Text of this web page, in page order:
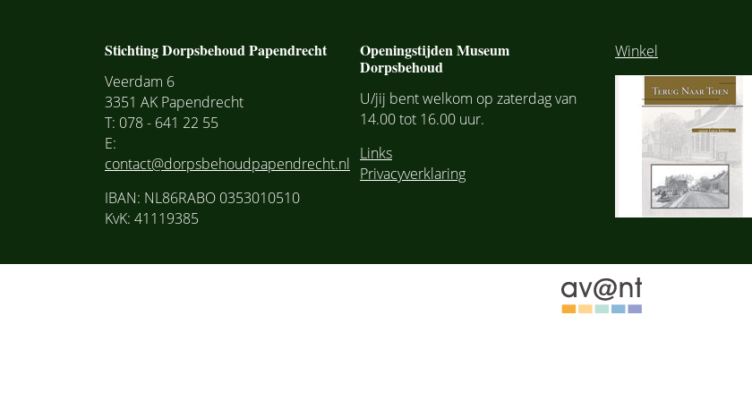
Stichting Dorpsbehoud Papendrecht
Veerdam 6
3351 AK Papendrecht
T: 078 - 641 22 55
E:
contact@dorpsbehoudpapendrecht.nl
IBAN: NL86RABO 0353010510
KvK: 41119385
Openingstijden Museum
Dorpsbehoud
U/jij bent welkom op zaterdag van
14.00 tot 16.00 uur.
Links
Privacyverklaring
Winkel